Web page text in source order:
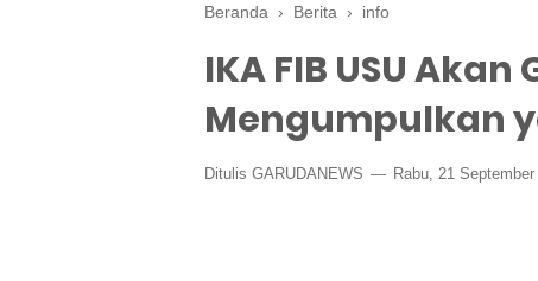
Beranda › Berita › info
IKA FIB USU
Mengumpulkan
Ditulis GARUDANEWS Rabu, 21